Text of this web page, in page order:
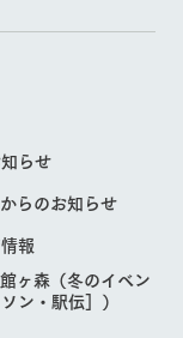
らせ
らのお知らせ
報
ヶ森（冬のイベン
ン・駅伝］）